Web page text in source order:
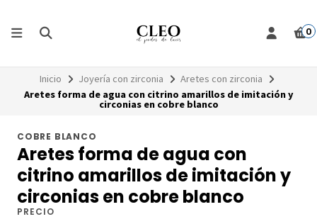
0
Inicio Joyería con zirconia
Aretes con zirconia
Aretes forma de agua con citrino amarillos de imitación y
circonias en cobre blanco
COBRE BLANCO
Aretes forma de agua con
citrino amarillos de imitación y
circonias en cobre blanco
PRECIO